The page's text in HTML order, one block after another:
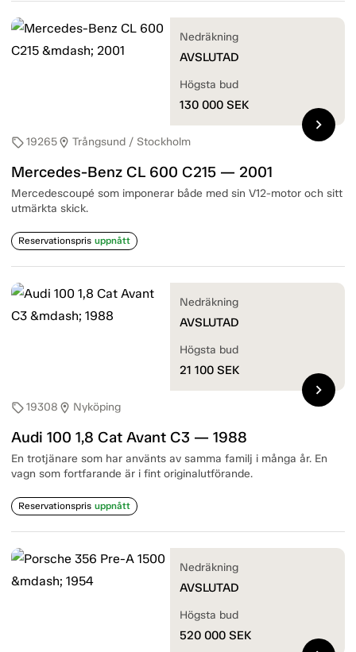
sell19265location_on Trångsund / Stockholm
Mercedes-Benz CL 600 C215 — 2001
Mercedescoupé som imponerar både med sin V12-motor och sitt
utmärkta skick.
Reservationspris uppnått
Nedräkning
AVSLUTAD
Högsta bud
130 000 SEK
chevron_right
sell19308 location_on Nyköping
Audi 100 1,8 Cat Avant C3 — 1988
En trotjänare som har använts av samma familj i många år. En
vagn som fortfarande är i fint originalutförande.
Reservationspris uppnått
Nedräkning
AVSLUTAD
Högsta bud
21 100 SEK
chevron_right
Nedräkning
AVSLUTAD
Högsta bud
520 000 SEK